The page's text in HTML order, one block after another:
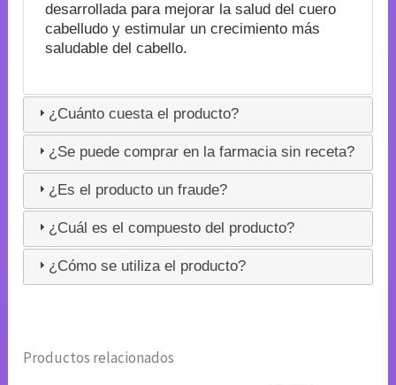
desarrollada para mejorar la salud del cuero
cabelludo y estimular un crecimiento más
saludable del cabello.
¿Cuánto cuesta el producto?
¿Se puede comprar en la farmacia sin receta?
¿Es el producto un fraude?
¿Cuál es el compuesto del producto?
¿Cómo se utiliza el producto?
Productos relacionados